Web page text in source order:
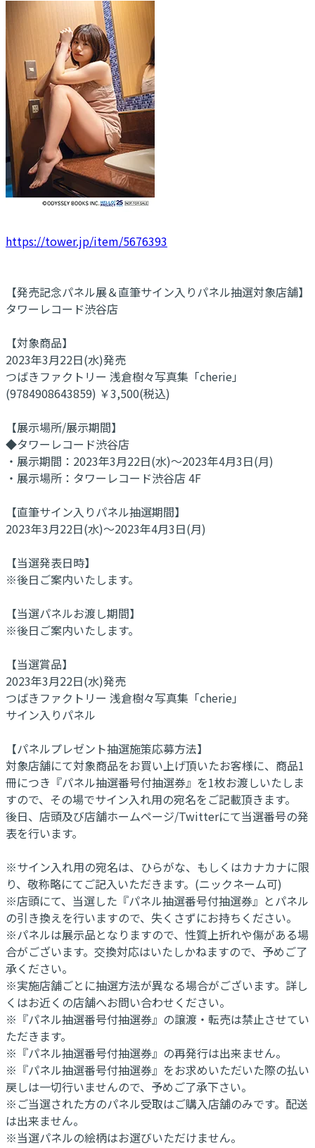
https://tower.jp/item/5676393
【発売記念パネル展＆直筆サイン入りパネル抽選対象店舗】
タワーレコード渋谷店
【対象商品】
2023年3月22日(水)発売
つばきファクトリー 浅倉樹々写真集「cherie」
(9784908643859) ￥3,500(税込)
【展示場所/展示期間】
◆タワーレコード渋谷店
・展示期間：2023年3月22日(水)～2023年4月3日(月)
・展示場所：タワーレコード渋谷店 4F
【直筆サイン入りパネル抽選期間】
2023年3月22日(水)～2023年4月3日(月)
【当選発表日時】
※後日ご案内いたします。
【当選パネルお渡し期間】
※後日ご案内いたします。
【当選賞品】
2023年3月22日(水)発売
つばきファクトリー 浅倉樹々写真集「cherie」
サイン入りパネル
【パネルプレゼント抽選施策応募方法】
対象店舗にて対象商品をお買い上げ頂いたお客様に、商品1
冊につき『パネル抽選番号付抽選券』を1枚お渡しいたしま
すので、その場でサイン入れ用の宛名をご記載頂きます。
後日、店頭及び店舗ホームページ/Twitterにて当選番号の発
表を行います。
※サイン入れ用の宛名は、ひらがな、もしくはカナカナに限
り、敬称略にてご記入いただきます。(ニックネーム可)
※店頭にて、当選した『パネル抽選番号付抽選券』とパネル
の引き換えを行いますので、失くさずにお持ちください。
※パネルは展示品となりますので、性質上折れや傷がある場
合がございます。交換対応はいたしかねますので、予めご了
承ください。
※実施店舗ごとに抽選方法が異なる場合がございます。詳し
くはお近くの店舗へお問い合わせください。
※『パネル抽選番号付抽選券』の譲渡・転売は禁止させてい
ただきます。
※『パネル抽選番号付抽選券』の再発行は出来ません。
※『パネル抽選番号付抽選券』をお求めいただいた際の払い
戻しは一切行いませんので、予めご了承下さい。
※ご当選された方のパネル受取はご購入店舗のみです。配送
は出来ません。
※当選パネルの絵柄はお選びいただけません。